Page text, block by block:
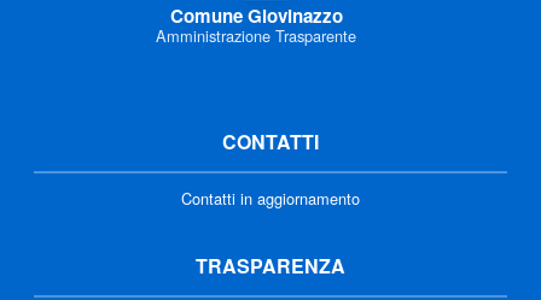
Comune Giovinazzo
Amministrazione Trasparente
CONTATTI
Contatti in aggiornamento
TRASPARENZA